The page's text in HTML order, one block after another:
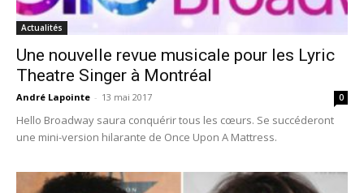
Actualités
Une nouvelle revue musicale pour les Lyric
Theatre Singer à Montréal
André Lapointe - 13 mai 2017 0
Hello Broadway saura conquérir tous les cœurs. Se succéderont
une mini-version hilarante de Once Upon A Mattress.